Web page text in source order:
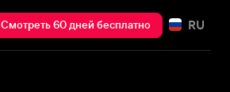
Смотреть 60 дней бесплатно RU